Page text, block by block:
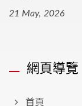
21 May, 2026
網頁導覽
首頁